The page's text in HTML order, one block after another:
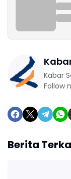
Kabar
Follow
Berita